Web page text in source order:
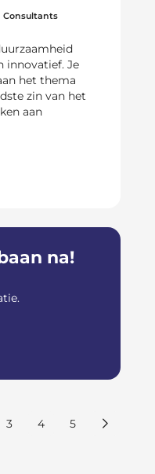
Consultants
innovatief. Je
het thema
zin van het
aan
na!
3 4 5